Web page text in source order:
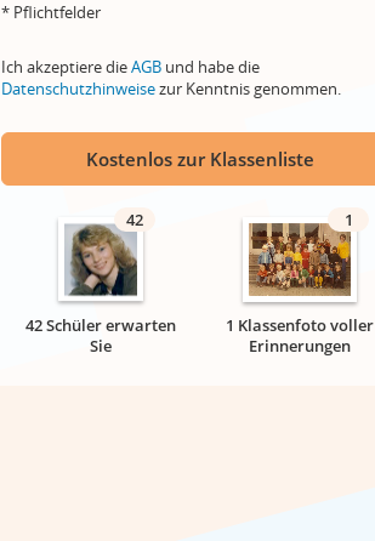
* Pflichtfelder
Ich akzeptiere dieAGB und habe die
Datenschutzhinweisezur Kenntnis genommen.
Kostenlos zur Klassenliste
42
42 Schüler erwarten
Sie
1
1 Klassenfoto voller
Erinnerungen